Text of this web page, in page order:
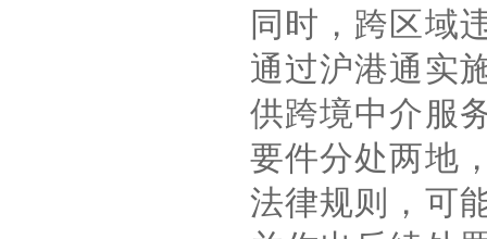
同时，跨区域
通过沪港通实
供跨境中介服
要件分处两地
法律规则，可